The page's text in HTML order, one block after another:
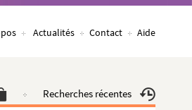
Actualités Contact Aide
Recherches récentes